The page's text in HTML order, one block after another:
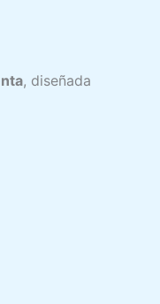
, diseñada